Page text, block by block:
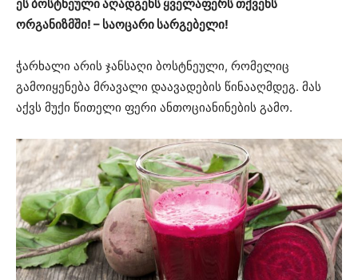
ეს ბოსტნეული აღადგენს ყველაფერს თქვენს
ორგანიზმში! – საოცარი სარგებელი!
ჭარხალი არის ჯანსაღი ბოსტნეული, რომელიც
გამოიყენება მრავალი დაავადების წინააღმდეგ. მას
აქვს მუქი წითელი ფერი ანთოციანინების გამო.